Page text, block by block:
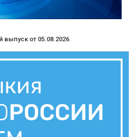
от 05.08.2026.